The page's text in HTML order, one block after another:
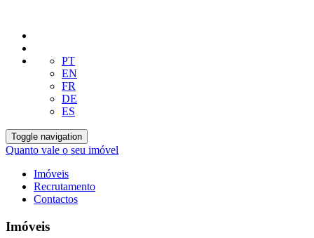
PT
EN
FR
DE
ES
Toggle navigation
Quanto vale o seu imóvel
Imóveis
Recrutamento
Contactos
Imóveis